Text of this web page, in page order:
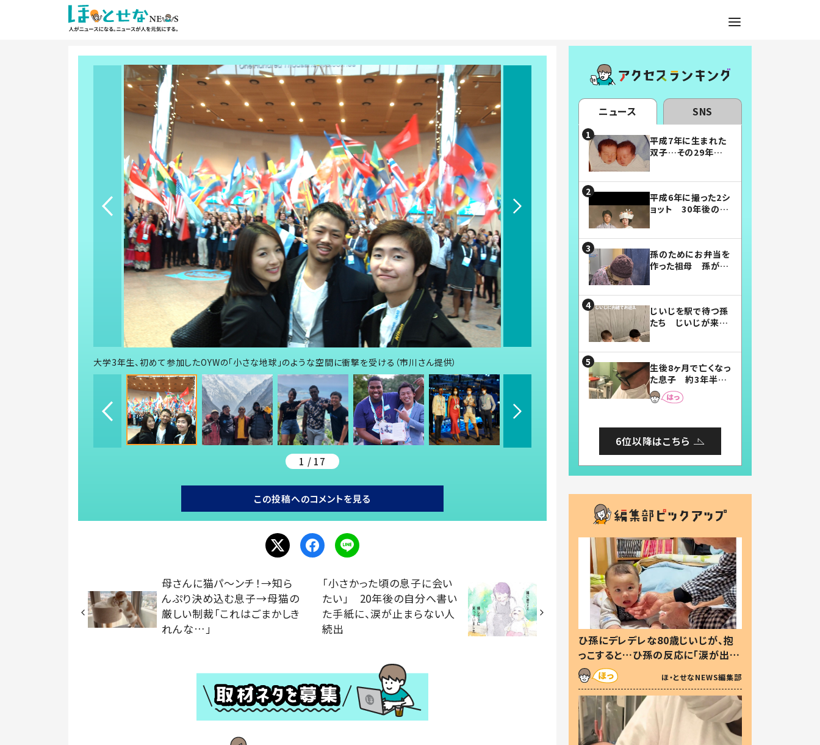
大学3年生、初めて参加したOYWの「小さな地球」のような空間に衝撃を受ける（市川さん提供）
1 / 17
この投稿へのコメントを見る
母さんに猫パ～ンチ！→知ら
んぷり決め込む息子→母猫の
厳しい制裁「これはごまかしき
れんな…」
「小さかった頃の息子に会い
たい」 20年後の自分へ書い
た手紙に、涙が止まらない人
続出
ニュース SNS
平成7年に生まれた
双子…その29年後
平成6年に撮った2シ
ョット 30年後の姿
孫のためにお弁当を
作った祖母 孫が絶
じいじを駅で待つ孫
たち じいじが来た
まらない」「幸せにな
れる」
生後8ヶ月で亡くなっ
た息子 約3年半
後、当時の妻の日記
に書いてあった本音
6位以降はこちら
ひ孫にデレデレな80歳じいじが、抱
っこすると…ひ孫の反応に「涙が出ま
した」「可愛くて仕方ない」
ほ・とせなNEWS編集部